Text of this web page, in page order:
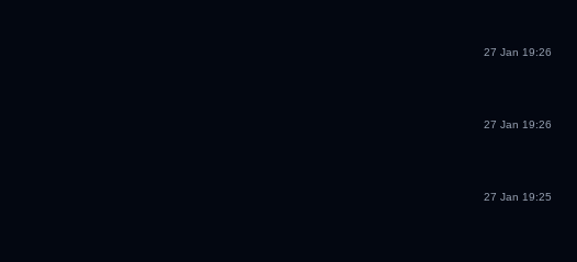
27 Jan 19:26
27 Jan 19:26
27 Jan 19:25